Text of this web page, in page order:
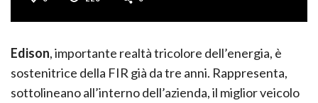
Edison, importante realtà tricolore dell’energia, è
sostenitrice della FIR già da tre anni. Rappresenta,
sottolineano all’interno dell’azienda, il miglior veicolo